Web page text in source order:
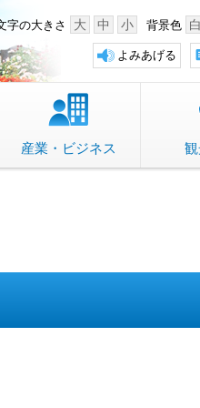
と 背景色
字の大きさ 大 中 小
よみあげる
産業・ビジネス